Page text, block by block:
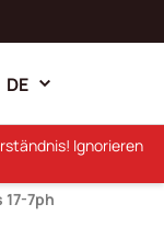
DE
7ph
Ignorieren